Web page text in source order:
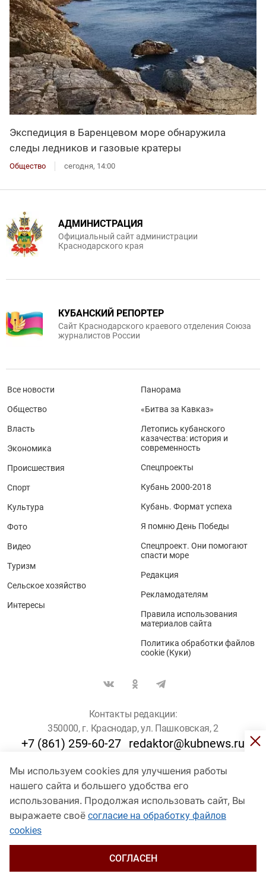
Экспедиция в Баренцевом море обнаружила
следы ледников и газовые кратеры
Общество сегодня, 14:00
Мы используем cookies для улучшения работы
нашего сайта и большего удобства его
использования. Продолжая использовать сайт, Вы
выражаете своё согласие на обработку файлов
cookies
СОГЛАСЕН
АДМИНИСТРАЦИЯ
Официальный сайт администрации
Краснодарского края
КУБАНСКИЙ РЕПОРТЕР
Сайт Краснодарского краевого отделения Союза
журналистов России
Все новости
Общество
Власть
Экономика
Происшествия
Спорт
Культура
Фото
Видео
Туризм
Сельское хозяйство
Интересы
Панорама
«Битва за Кавказ»
Летопись кубанского
казачества: история и
современность
Спецпроекты
Кубань 2000-2018
Кубань. Формат успеха
Я помню День Победы
Спецпроект. Они помогают
спасти море
Редакция
Рекламодателям
Правила использования
материалов сайта
Политика обработки файлов
cookie (Куки)
Контакты редакции:
350000, г. Краснодар, ул. Пашковская, 2
+7 (861) 259-60-27 redaktor@kubnews.ru
Для пользователей старше 16 лет
© Кубанские Новости, 2017
Сетевое издание «kubnews» зарегистрировано Федеральной
службой по надзору в сфере связи, информационных технологий
и массовых коммуникаций (Роскомнадзор). Регистрационный
Пашковская, 2). Главный редактор – Филиппов О. Ю.